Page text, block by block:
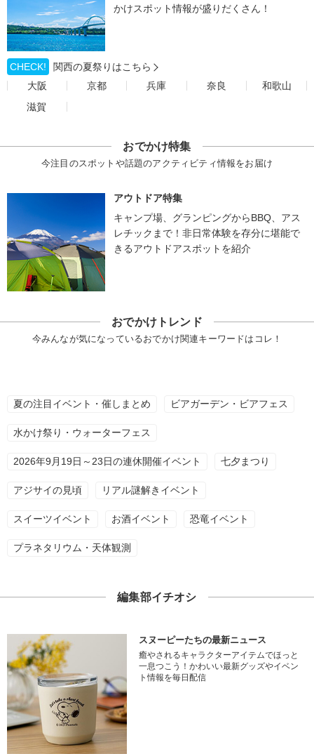
かけスポット情報が盛りだくさん！
CHECK!
関西の夏祭りはこちら
大阪
京都 兵庫 奈良
和歌山
滋賀
おでかけ特集
今注目のスポットや話題のアクティビティ情報をお届け
アウトドア特集
キャンプ場、グランピングからBBQ、アス
レチックまで！非日常体験を存分に堪能で
きるアウトドアスポットを紹介
おでかけトレンド
今みんなが気になっているおでかけ関連キーワードはコレ！
夏の注目イベント・催しまとめ ビアガーデン・ビアフェス
水かけ祭り・ウォーターフェス
2026年9月19日～23日の連休開催イベント 七夕まつり
アジサイの見頃 リアル謎解きイベント
スイーツイベント お酒イベント 恐竜イベント
プラネタリウム・天体観測
編集部イチオシ
スヌーピーたちの最新ニュース
癒やされるキャラクターアイテムでほっと
一息つこう！かわいい最新グッズやイベン
ト情報を毎日配信